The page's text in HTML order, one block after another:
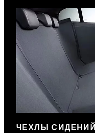
ЧЕХЛЫ СИДЕНИЙ